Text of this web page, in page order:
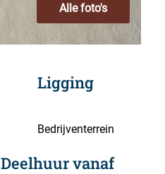
Alle foto's
Ligging
Bedrijventerrein
Deelhuur vanaf